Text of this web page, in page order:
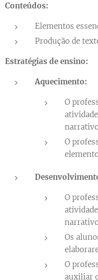
Conteúdos:
Elementos
Produção de
Estratégias de ensino:
Aquecimento:
O
O
O
Os
O
auxiliar